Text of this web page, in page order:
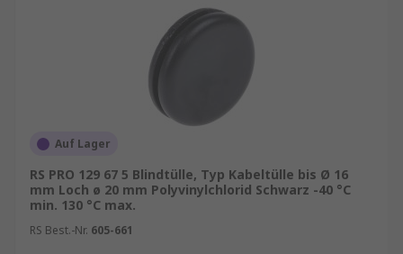
Auf Lager
RS PRO 129 67 5 Blindtülle, Typ Kabeltülle bis Ø 16
mm Loch ø 20 mm Polyvinylchlorid Schwarz -40 °C
min. 130 °C max.
RS Best.-Nr. 605-661